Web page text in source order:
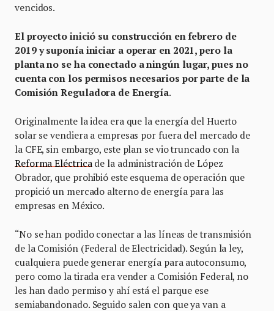
vencidos.
El proyecto inició su construcción en febrero de
2019 y suponía iniciar a operar en 2021, pero la
planta no se ha conectado a ningún lugar, pues no
cuenta con los permisos necesarios por parte de la
Comisión Reguladora de Energía.
Originalmente la idea era que la energía del Huerto
solar se vendiera a empresas por fuera del mercado de
la CFE, sin embargo, este plan se vio truncado con la
Reforma Eléctrica de la administración de López
Obrador, que prohibió este esquema de operación que
propició un mercado alterno de energía para las
empresas en México.
“No se han podido conectar a las líneas de transmisión
de la Comisión (Federal de Electricidad). Según la ley,
cualquiera puede generar energía para autoconsumo,
pero como la tirada era vender a Comisión Federal, no
les han dado permiso y ahí está el parque ese
semiabandonado. Seguido salen con que ya van a